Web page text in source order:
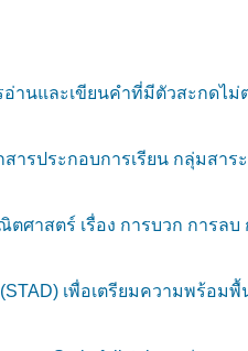
อ่านและเขียนคำที่มีตัวสะกด
ารประกอบการเรียน กลุ่มสาร
ศาสตร์ เรื่อง การบวก การล
เพื่อเตรียมความพร้อ